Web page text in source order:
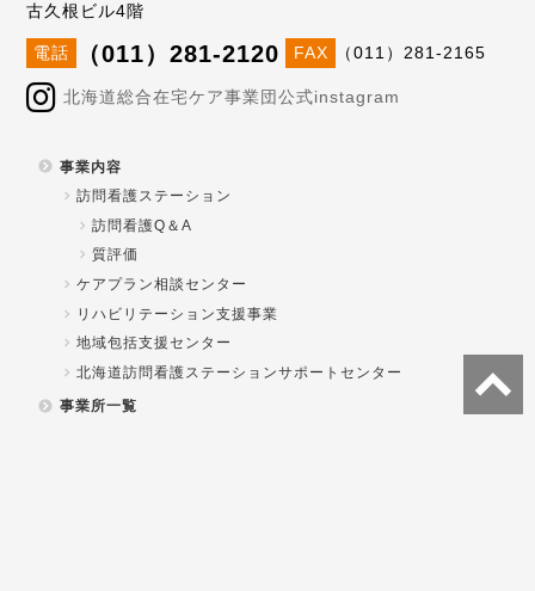
古久根ビル4階
電話 （011）281-2120 FAX （011）281-2165
北海道総合在宅ケア事業団公式instagram
事業内容
訪問看護ステーション
訪問看護Q＆A
質評価
ケアプラン相談センター
リハビリテーション支援事業
地域包括支援センター
北海道訪問看護ステーションサポートセンター
事業所一覧